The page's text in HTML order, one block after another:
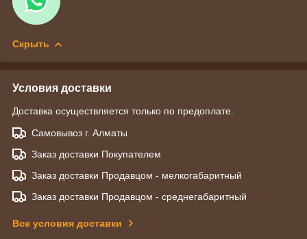
Скрыть
Условия доставки
Доставка осуществляется только по предоплате.
Самовывоз г. Алматы
Заказ доставки Покупателем
Заказ доставки Продавцом - мелкогабаритный
Заказ доставки Продавцом - среднегабаритный
Все условия доставки